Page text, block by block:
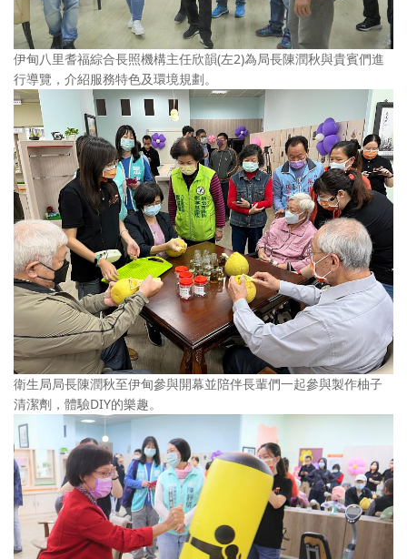
伊甸八里耆福綜合長照機構主任欣韻(左2)為局長陳潤秋與貴賓們進
行導覽，介紹服務特色及環境規劃。
衛生局局長陳潤秋至伊甸參與開幕並陪伴長輩們一起參與製作柚子
清潔劑，體驗DIY的樂趣。